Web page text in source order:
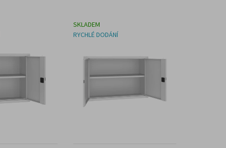
SKLADEM
RYCHLÉ DODÁNÍ